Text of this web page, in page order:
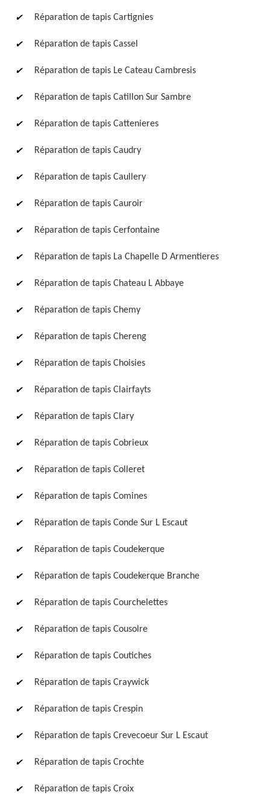
Réparation de tapis Cartignies
Réparation de tapis Cassel
Réparation de tapis Le Cateau Cambresis
Réparation de tapis Catillon Sur Sambre
Réparation de tapis Cattenieres
Réparation de tapis Caudry
Réparation de tapis Caullery
Réparation de tapis Cauroir
Réparation de tapis Cerfontaine
Réparation de tapis La Chapelle D Armentieres
Réparation de tapis Chateau L Abbaye
Réparation de tapis Chemy
Réparation de tapis Chereng
Réparation de tapis Choisies
Réparation de tapis Clairfayts
Réparation de tapis Clary
Réparation de tapis Cobrieux
Réparation de tapis Colleret
Réparation de tapis Comines
Réparation de tapis Conde Sur L Escaut
Réparation de tapis Coudekerque
Réparation de tapis Coudekerque Branche
Réparation de tapis Courchelettes
Réparation de tapis Cousolre
Réparation de tapis Coutiches
Réparation de tapis Craywick
Réparation de tapis Crespin
Réparation de tapis Crevecoeur Sur L Escaut
Réparation de tapis Crochte
Réparation de tapis Croix